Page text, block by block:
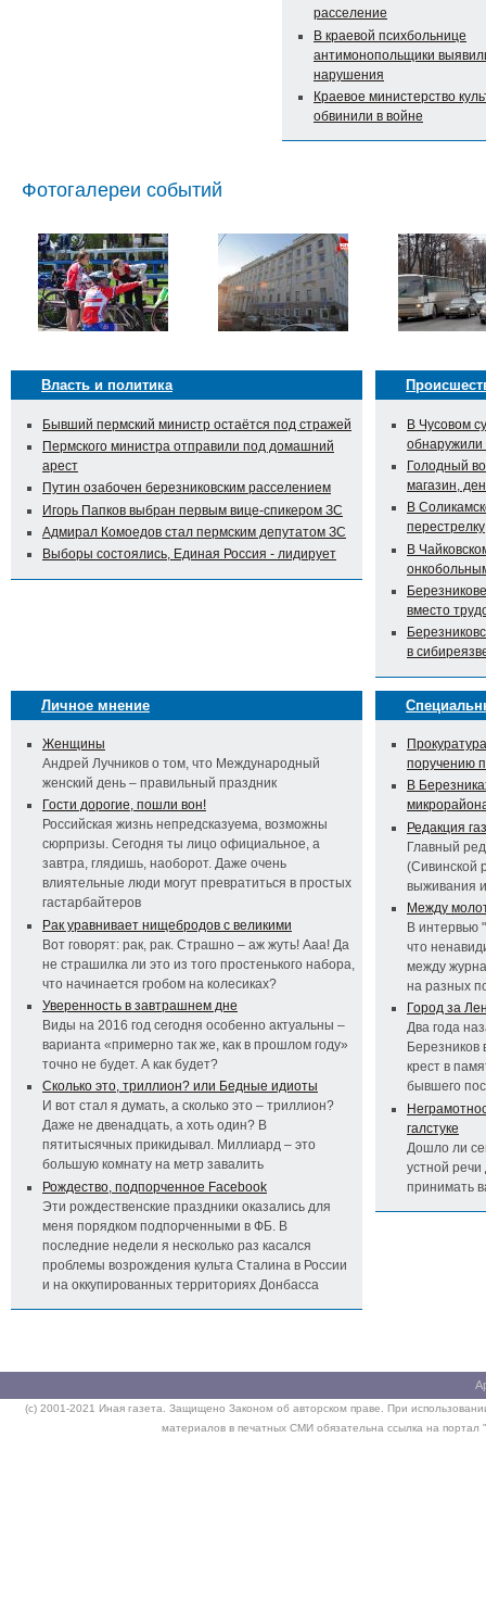
расселение
В краевой психбольнице
антимонопольщики
нарушения
Краевое министерство
обвинили в войне
Фотогалереи событий
Власть и политика
Бывший пермский министр остаётся под стражей
Пермского министра отправили под домашний
арест
Путин озабочен березниковским расселением
Игорь Папков выбран первым вице-спикером ЗС
Адмирал Комоедов стал пермским депутатом ЗС
Выборы состоялись, Единая Россия - лидирует
В Чусовом
Голодный
магазин,
В
перестрелку
В
вместо
в
Личное мнение
Женщины
Андрей Лучников о том, что Международный
женский день – правильный праздник
Гости дорогие, пошли вон!
Российская жизнь непредсказуема, возможны
сюрпризы. Сегодня ты лицо официальное, а
завтра, глядишь, наоборот. Даже очень
влиятельные люди могут превратиться в простых
гастарбайтеров
Рак уравнивает нищебродов с великими
Вот говорят: рак, рак. Страшно – аж жуть! Ааа! Да
не страшилка ли это из того простенького набора,
что начинается гробом на колесиках?
Уверенность в завтрашнем дне
Виды на 2016 год сегодня особенно актуальны –
варианта «примерно так же, как в прошлом году»
точно не будет. А как будет?
Сколько это, триллион? или Бедные идиоты
И вот стал я думать, а сколько это – триллион?
Даже не двенадцать, а хоть один? В
пятитысячных прикидывал. Миллиард – это
большую комнату на метр завалить
Рождество, подпорченное Facebook
Эти рождественские праздники оказались для
меня порядком подпорченными в ФБ. В
последние недели я несколько раз касался
проблемы возрождения культа Сталина в России
и на оккупированных территориях Донбасса
поручению
В
Редакция
Главный
(Сивинской
выживания
Между
В интервью
что
между
на разных
Город за
Два года
Березников
крест в
бывшего
галстуке
Дошло ли
устной речи
принимать
(c) 2001-2021 Иная газета. Защищено Законом об авторском праве. При
материалов в печатных СМИ обязательна ссылка на